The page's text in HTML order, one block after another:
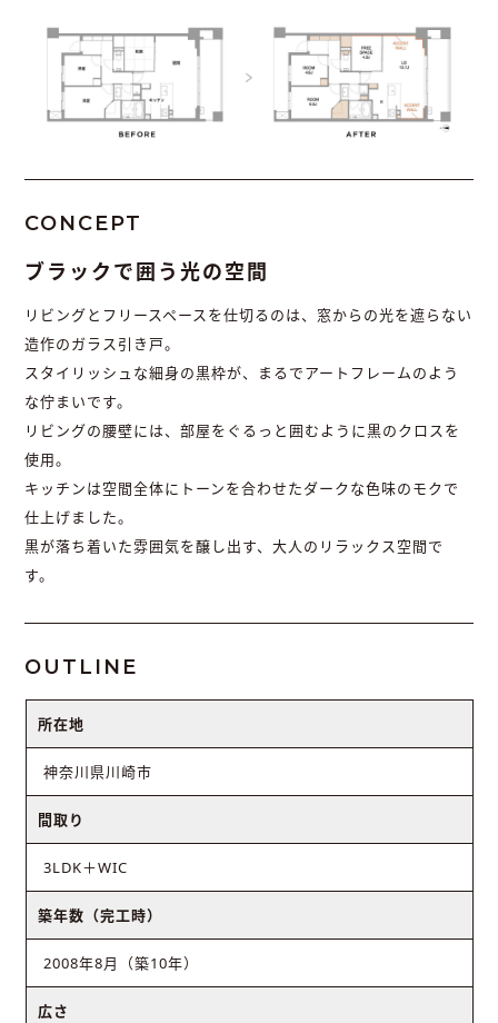
CONCEPT
ブラックで囲う光の空間
リビングとフリースペースを仕切るのは、窓からの光を遮らない
造作のガラス引き戸。
スタイリッシュな細身の黒枠が、まるでアートフレームのよう
な佇まいです。
リビングの腰壁には、部屋をぐるっと囲むように黒のクロスを
使用。
キッチンは空間全体にトーンを合わせたダークな色味のモクで
仕上げました。
黒が落ち着いた雰囲気を醸し出す、大人のリラックス空間で
す。
OUTLINE
所在地
神奈川県川崎市
間取り
3LDK＋WIC
築年数（完工時）
2008年8月（築10年）
広さ